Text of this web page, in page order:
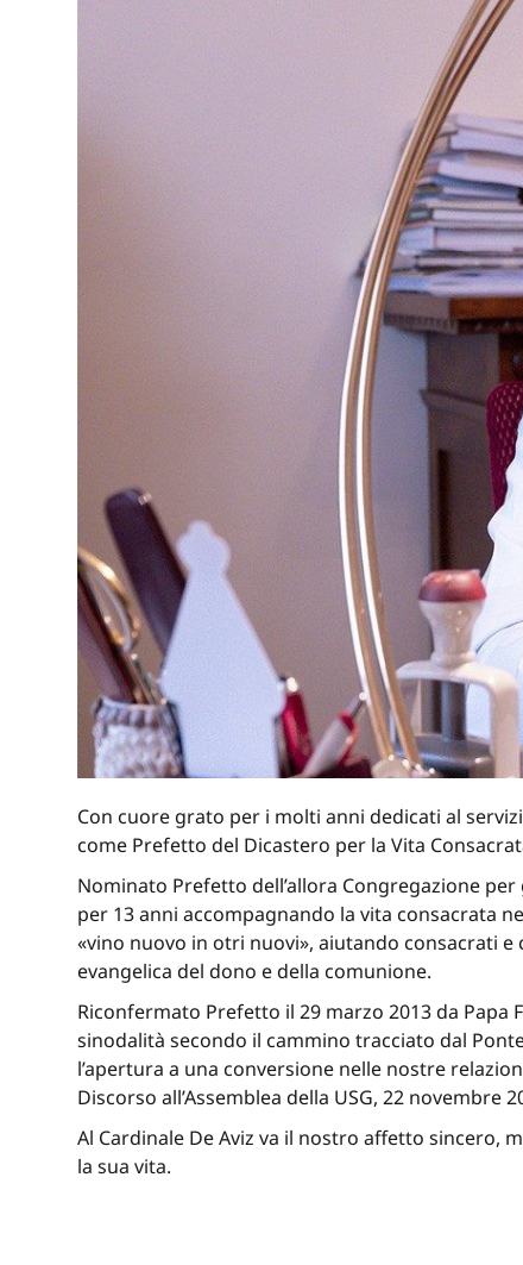
Con cuore grato per i molti anni dedicati al
come Prefetto del Dicastero per la Vita
Nominato Prefetto dell’allora Congregazione
per 13 anni accompagnando la vita consacrata
«vino nuovo in otri nuovi», aiutando consacrati
evangelica del dono e della comunione.
Riconfermato Prefetto il 29 marzo 2013 da
sinodalità secondo il cammino tracciato dal
l’apertura a una conversione nelle nostre
Discorso all’Assemblea della USG, 22 novembre
Al Cardinale De Aviz va il nostro affetto sincero,
la sua vita.